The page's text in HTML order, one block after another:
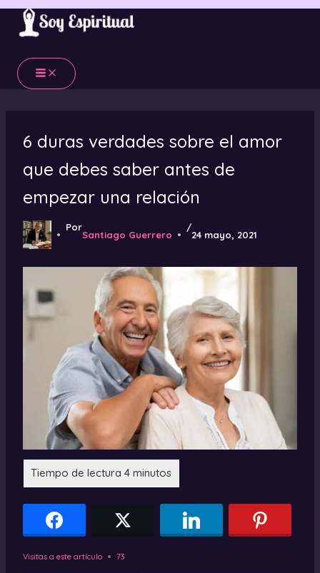
Ir
contenido
6 duras verdades sobre el amor
que debes saber antes de
empezar una relación
Por
Santiago Guerrero
/
24 mayo, 2021
Visitas a este artículo 73